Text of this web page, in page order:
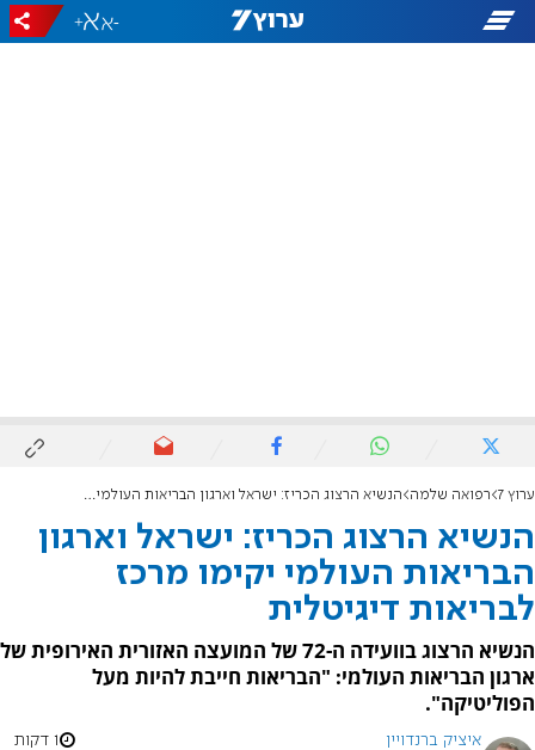
-
+
ערוץ 7 רפואה שלמה הנשיא הרצוג הכריז: ישראל וארגון הבריאות העולמי יקימו מרכז לבריאות דיגיטלית
הנשיא הרצוג הכריז: ישראל וארגון
הבריאות העולמי יקימו מרכז
לבריאות דיגיטלית
הנשיא הרצוג בוועידה ה-72 של המועצה האזורית האירופית של
ארגון הבריאות העולמי: "הבריאות חייבת להיות מעל
הפוליטיקה".
איציק ברנדויין 1 דקות